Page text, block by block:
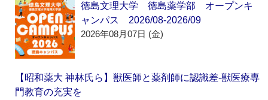
徳島文理大学 徳島薬学部 オープンキ
ャンパス 2026/08-2026/09
2026年08月07日 (金)
【昭和薬大 神林氏ら】獣医師と薬剤師に認識差‐獣医療専
門教育の充実を